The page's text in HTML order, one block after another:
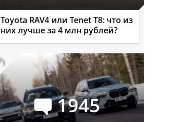
Toyota RAV4 или Tenet T8: что из
них лучше за 4 млн рублей?
1945